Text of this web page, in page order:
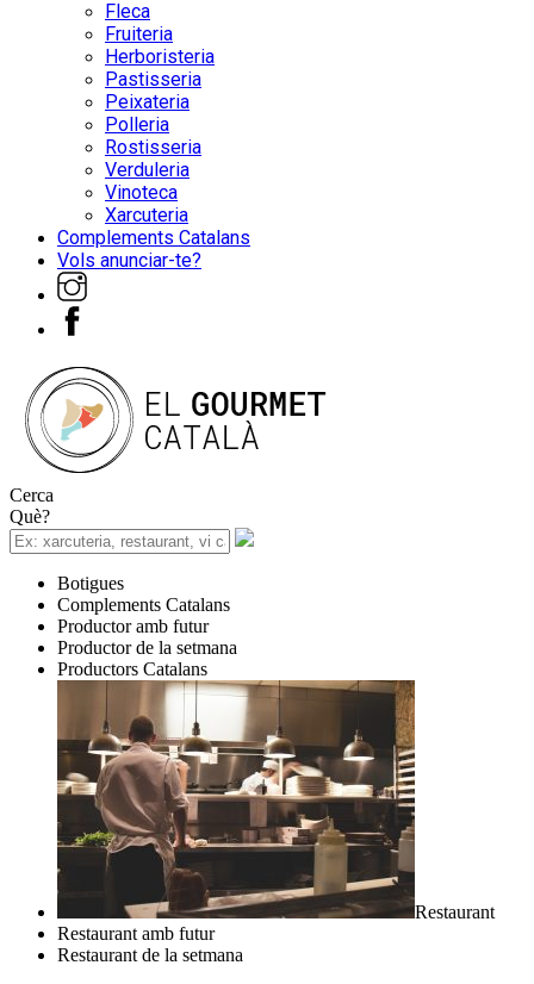
Fleca
Fruiteria
Herboristeria
Pastisseria
Peixateria
Polleria
Rostisseria
Verduleria
Vinoteca
Xarcuteria
Complements Catalans
Vols anunciar-te?
Cerca
Què?
Botigues
Complements Catalans
Productor amb futur
Productor de la setmana
Productors Catalans
Restaurant
Restaurant amb futur
Restaurant de la setmana